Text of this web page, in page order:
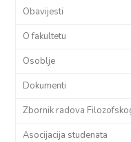
Obavijesti
O fakultetu
Osoblje
Dokumenti
Zbornik radova
Asocijacija studenata